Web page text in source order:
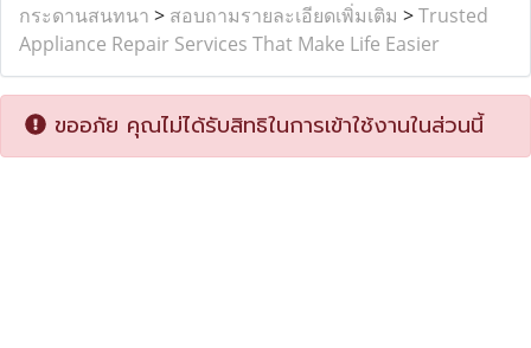
กระดานสนทนา > สอบถามรายละเอียดเพิ่มเติม >Trusted
Appliance Repair Services That Make Life Easier
ขออภัย คุณไม่ได้รับสิทธิในการเข้าใช้งานในส่วนนี้